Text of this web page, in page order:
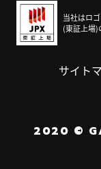
当社はロ
(東証上場)
サイト
2020 ©